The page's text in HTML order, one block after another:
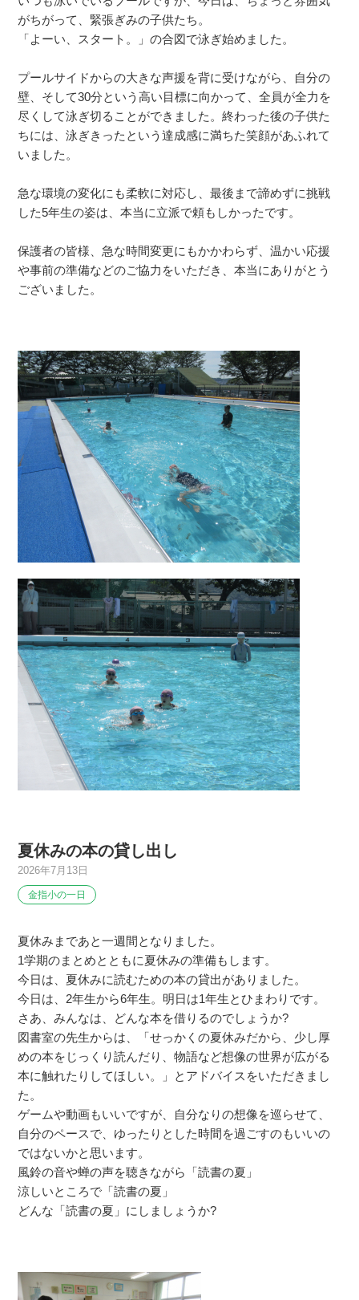
がちがって、緊張ぎみの子供たち。
「よーい、スタート。」の合図で泳ぎ始めました。
プールサイドからの大きな声援を背に受けながら、自分の
壁、そして30分という高い目標に向かって、全員が全力を
尽くして泳ぎ切ることができました。終わった後の子供た
ちには、泳ぎきったという達成感に満ちた笑顔があふれて
いました。
急な環境の変化にも柔軟に対応し、最後まで諦めずに挑戦
した5年生の姿は、本当に立派で頼もしかったです。
保護者の皆様、急な時間変更にもかかわらず、温かい応援
や事前の準備などのご協力をいただき、本当にありがとう
ございました。
夏休みの本の貸し出し
2026年7月13日
金指小の一日
夏休みまであと一週間となりました。
1学期のまとめとともに夏休みの準備もします。
今日は、夏休みに読むための本の貸出がありました。
今日は、2年生から6年生。明日は1年生とひまわりです。
さあ、みんなは、どんな本を借りるのでしょうか?
図書室の先生からは、「せっかくの夏休みだから、少し厚
めの本をじっくり読んだり、物語など想像の世界が広がる
本に触れたりしてほしい。」とアドバイスをいただきまし
た。
ゲームや動画もいいですが、自分なりの想像を巡らせて、
自分のペースで、ゆったりとした時間を過ごすのもいいの
ではないかと思います。
風鈴の音や蝉の声を聴きながら「読書の夏」
涼しいところで「読書の夏」
どんな「読書の夏」にしましょうか?